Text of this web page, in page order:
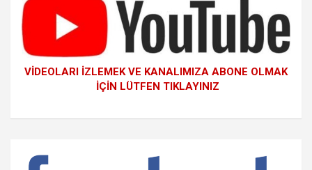
VİDEOLARI İZLEMEK VE KANALIMIZA ABONE OLMAK
İÇİN LÜTFEN TIKLAYINIZ